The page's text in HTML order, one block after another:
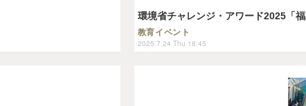
環境省チャレンジ・アワード2025「
教育イベント
2025.7.24 Thu 18:45